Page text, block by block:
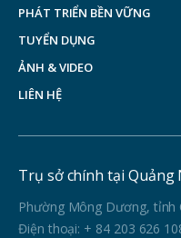
PHÁT TRIỂN BỀN VỮNG
TUYỂN DỤNG
ẢNH & VIDEO
LIÊN HỆ
Trụ sở chính tại Quảng
Phường Mông Dương, tỉnh
Điện thoại: + 84 203 626